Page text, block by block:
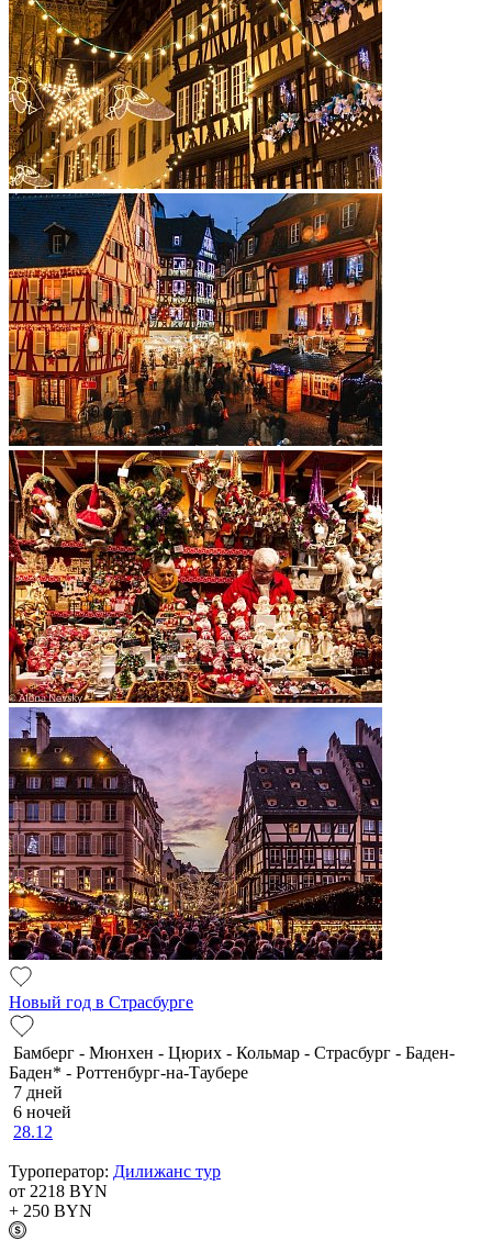
Новый год в Страсбурге
Бамберг - Мюнхен - Цюрих - Кольмар - Страсбург - Баден-
Баден* - Роттенбург-на-Таубере
7 дней
6 ночей
28.12
Туроператор: Дилижанс тур
от 2218 BYN
+ 250 BYN